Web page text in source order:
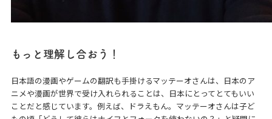
もっと理解し合おう！
日本語の漫画やゲームの翻訳も手掛けるマッテーオさんは、日本のア
ニメや漫画が世界で受け入れられることは、日本にとってとてもいい
ことだと感じています。例えば、ドラえもん。マッテーオさんは子ど